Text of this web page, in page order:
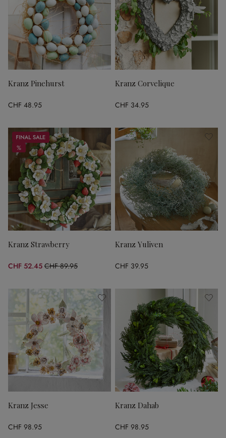
Kranz Pinehurst
CHF 48.95
Kranz Corvelique
CHF 34.95
Sale
%
%
Kranz Strawberry
CHF 52.45 CHF 89.95
(41.69% gespart)
Kranz Yuliven
CHF 39.95
Kranz Jesse
CHF 98.95
Kranz Dahab
CHF 98.95